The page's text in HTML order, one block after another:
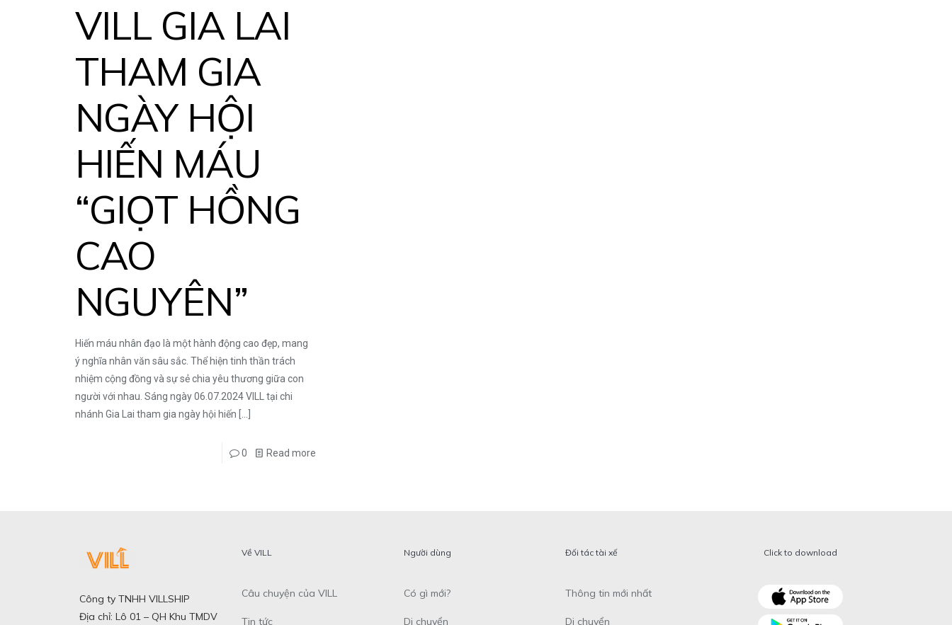
VILL GIA LAI
THAM GIA
NGÀY HỘI
HIẾN MÁU
“GIỌT HỒNG
CAO
NGUYÊN”
Hiến máu nhân đạo là một hành động cao đẹp, mang
ý nghĩa nhân văn sâu sắc. Thể hiện tinh thần trách
nhiệm cộng đồng và sự sẻ chia yêu thương giữa con
người với nhau. Sáng ngày 06.07.2024 VILL tại chi
nhánh Gia Lai tham gia ngày hội hiến […]
0 Read more
Công ty TNHH VILLSHIP
Địa chỉ: Lô 01 – QH Khu TMDV
Về VILL
Câu chuyện của VILL
Tin tức
Người dùng
Có gì mới?
Di chuyển
Đối tác tài xế
Thông tin mới nhất
Di chuyển
Click to download